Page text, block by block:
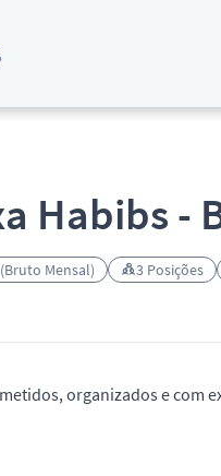
Habibs -
Mensal) 3 Posições
organizados e com